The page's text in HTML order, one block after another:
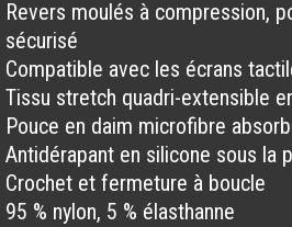
Revers moulés à compression,
sécurisé
Compatible avec les écrans
Tissu stretch quadri-extensible
Pouce en daim microfibre
Antidérapant en silicone sous la
Crochet et fermeture à boucle
95 % nylon, 5 % élasthanne